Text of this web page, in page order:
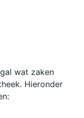
wat zaken
Hieronder